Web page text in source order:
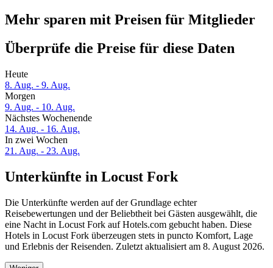
Mehr sparen mit Preisen für Mitglieder
Überprüfe die Preise für diese Daten
Heute
8. Aug. - 9. Aug.
Morgen
9. Aug. - 10. Aug.
Nächstes Wochenende
14. Aug. - 16. Aug.
In zwei Wochen
21. Aug. - 23. Aug.
Unterkünfte in Locust Fork
Die Unterkünfte werden auf der Grundlage echter
Reisebewertungen und der Beliebtheit bei Gästen ausgewählt, die
eine Nacht in Locust Fork auf Hotels.com gebucht haben. Diese
Hotels in Locust Fork überzeugen stets in puncto Komfort, Lage
und Erlebnis der Reisenden. Zuletzt aktualisiert am 8. August 2026.